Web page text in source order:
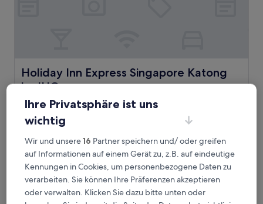
Holiday Inn Express Singapore Katong
by IHG
Holiday Inn Express Singapore Katong by IHG
3.5-
Sterne-
Unterkunft
2 km von S-Bahn-Station Paya Lebar entfernt
9.0
von
Wunderbar,
(1.016
Bewertungen)
Wunderbar
Der
Preis
beträgt
121 €
121 €
inkl. Steuern & Gebühren
1. Sept.–2. Sept.
Village Hotel Katong by Far East Hospitality
Ihre Privatsphäre ist uns
wichtig
Wir und unsere16 Partner speichern und/ oder greifen
auf Informationen auf einem Gerät zu, z.B. auf eindeutige
Kennungen in Cookies, um personenbezogene Daten zu
verarbeiten. Sie können Ihre Präferenzen akzeptieren
oder verwalten. Klicken Sie dazu bitte unten oder